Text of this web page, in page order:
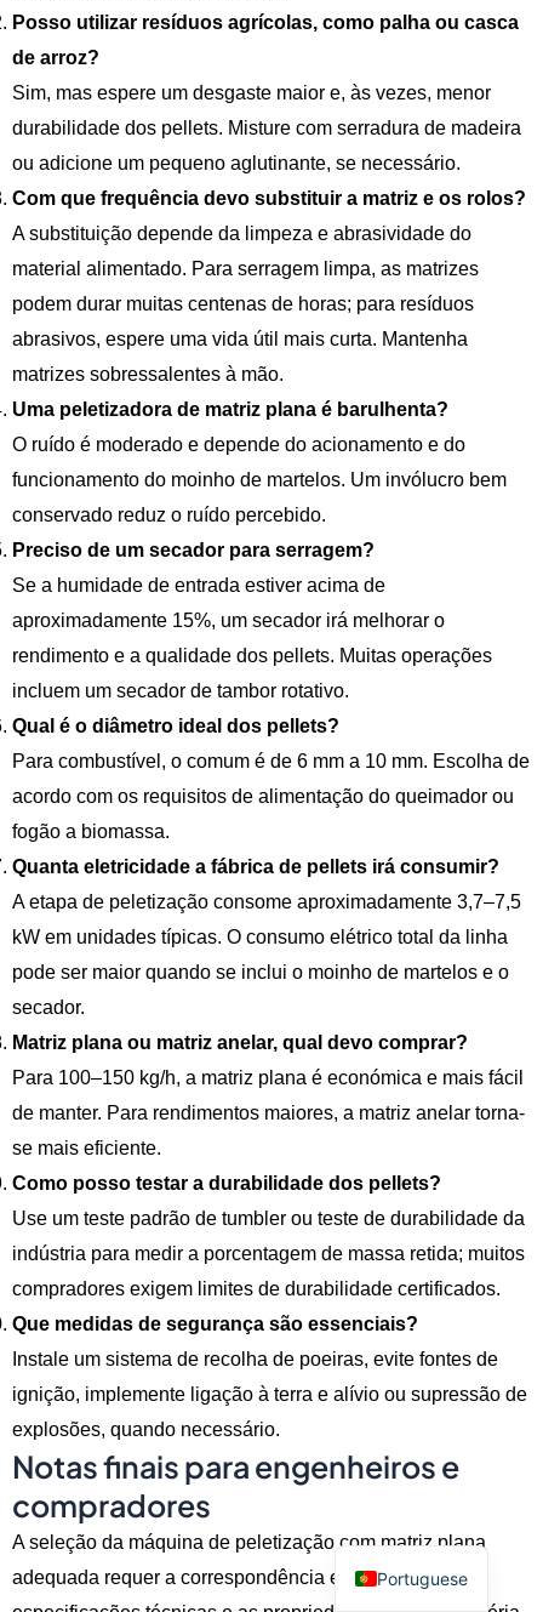
Posso utilizar resíduos agrícolas, como palha ou casca
de arroz?
Sim, mas espere um desgaste maior e, às vezes, menor
durabilidade dos pellets. Misture com serradura de madeira
ou adicione um pequeno aglutinante, se necessário.
Com que frequência devo substituir a matriz e os rolos?
A substituição depende da limpeza e abrasividade do
material alimentado. Para serragem limpa, as matrizes
podem durar muitas centenas de horas; para resíduos
abrasivos, espere uma vida útil mais curta. Mantenha
matrizes sobressalentes à mão.
Uma peletizadora de matriz plana é barulhenta?
O ruído é moderado e depende do acionamento e do
funcionamento do moinho de martelos. Um invólucro bem
conservado reduz o ruído percebido.
Preciso de um secador para serragem?
Se a humidade de entrada estiver acima de
aproximadamente 15%, um secador irá melhorar o
rendimento e a qualidade dos pellets. Muitas operações
incluem um secador de tambor rotativo.
Qual é o diâmetro ideal dos pellets?
Para combustível, o comum é de 6 mm a 10 mm. Escolha de
acordo com os requisitos de alimentação do queimador ou
fogão a biomassa.
Quanta eletricidade a fábrica de pellets irá consumir?
A etapa de peletização consome aproximadamente 3,7–7,5
kW em unidades típicas. O consumo elétrico total da linha
pode ser maior quando se inclui o moinho de martelos e o
secador.
Matriz plana ou matriz anelar, qual devo comprar?
Para 100–150 kg/h, a matriz plana é económica e mais fácil
de manter. Para rendimentos maiores, a matriz anelar torna-
se mais eficiente.
Como posso testar a durabilidade dos pellets?
Use um teste padrão de tumbler ou teste de durabilidade da
indústria para medir a porcentagem de massa retida; muitos
compradores exigem limites de durabilidade certificados.
Que medidas de segurança são essenciais?
Instale um sistema de recolha de poeiras, evite fontes de
ignição, implemente ligação à terra e alívio ou supressão de
explosões, quando necessário.
Notas finais para engenheiros e
compradores
A seleção da máquina de peletização com matriz plana
adequada requer a correspondência entre asPortuguese
English
Spanish
Korean
Italian
Russian
Turkish